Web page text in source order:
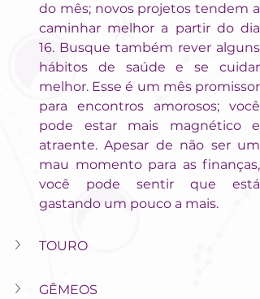
do mês; novos projetos tendem a
caminhar melhor a partir do dia
16. Busque também rever alguns
hábitos de saúde e se cuidar
melhor. Esse é um mês promissor
para encontros amorosos; você
pode estar mais magnético e
atraente. Apesar de não ser um
mau momento para as finanças,
você pode sentir que está
gastando um pouco a mais.
TOURO
GÊMEOS